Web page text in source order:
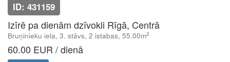
ID: 431159
Izīrē pa dienām dzīvokli Rīgā, Centrā
Bruņinieku iela, 3. stāvs, 2 istabas, 55.00m2
60.00 EUR / dienā